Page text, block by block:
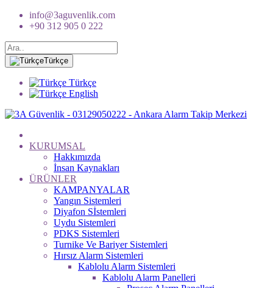
info@3aguvenlik.com
+90 312 905 0 222
Türkçe
Türkçe
English
KURUMSAL
Hakkımızda
İnsan Kaynakları
ÜRÜNLER
KAMPANYALAR
Yangın Sistemleri
Diyafon Sİstemleri
Uydu Sistemleri
PDKS Sistemleri
Turnike Ve Bariyer Sistemleri
Hırsız Alarm Sistemleri
Kablolu Alarm Sistemleri
Kablolu Alarm Panelleri